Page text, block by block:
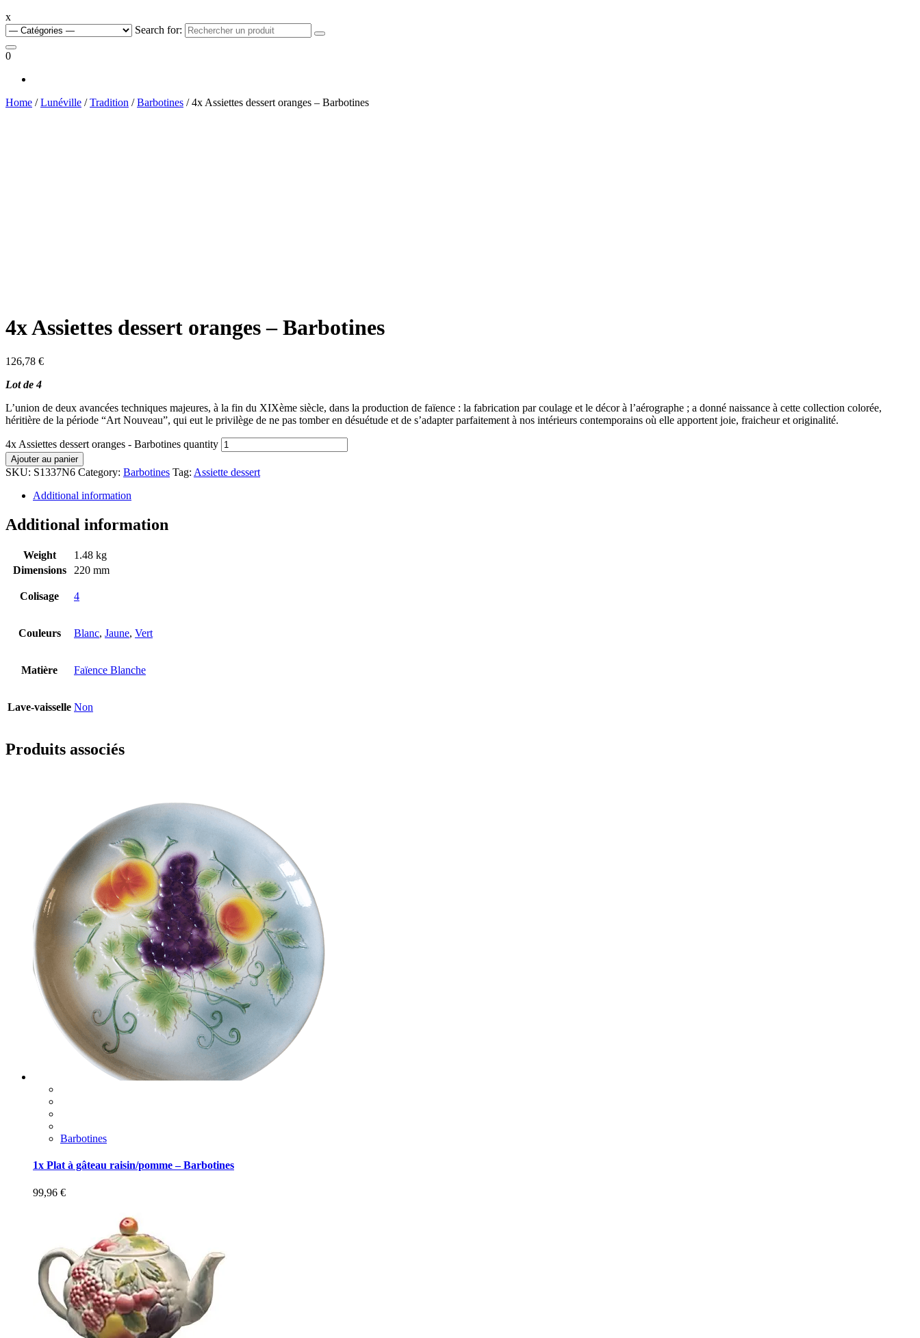
x
Search for:
0
Home /Lunéville /Tradition /Barbotines / 4x Assiettes dessert oranges – Barbotines
4x Assiettes dessert oranges – Barbotines
126,78 €
Lot de 4
L’union de deux avancées techniques majeures, à la fin du XIXème siècle, dans la production de faïence : la fabrication par coulage et le décor à l’aérographe ; a donné naissance à cette collection colorée,
héritière de la période “Art Nouveau”, qui eut le privilège de ne pas tomber en désuétude et de s’adapter parfaitement à nos intérieurs contemporains où elle apportent joie, fraicheur et originalité.
4x Assiettes dessert oranges - Barbotines quantity
Ajouter au panier
SKU: S1337N6 Category: Barbotines Tag: Assiette dessert
Additional information
Additional information
Weight
1.48 kg
Dimensions
220 mm
Colisage 4
Couleurs Blanc, Jaune, Vert
Matière Faïence Blanche
Lave-vaisselle Non
Produits associés
Barbotines
1x Plat à gâteau raisin/pomme – Barbotines
99,96 €